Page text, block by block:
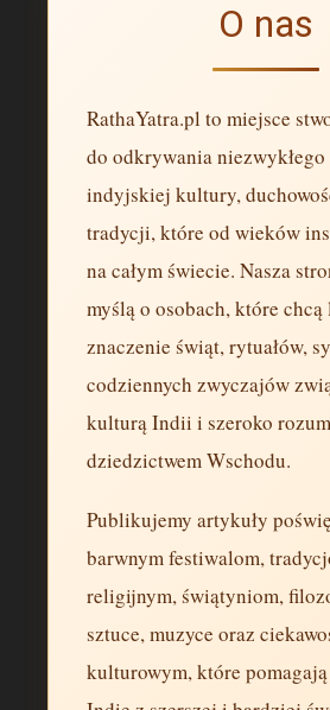
O nas
RathaYatra.pl to miejsce
do odkrywania
indyjskiej kultury,
tradycji, które od wieków
na całym świecie. Nasza
myślą o osobach, które
znaczenie świąt, rytuałów,
codziennych zwyczajów
kulturą Indii i szeroko
dziedzictwem Wschodu.
Publikujemy artykuły
barwnym festiwalom,
religijnym, świątyniom,
sztuce, muzyce oraz
kulturowym, które